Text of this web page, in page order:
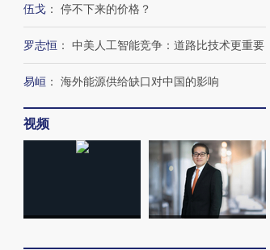
伍戈 ： 停不下来的价格？
罗志恒 ： 中美人工智能竞争：道路比技术更重要
易峘 ： 海外能源供给缺口对中国的影响
视频